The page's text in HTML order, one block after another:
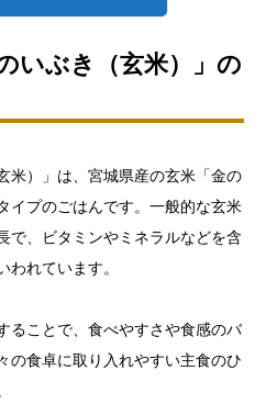
いぶき（玄米）」の
米）」は、宮城県産の玄米「金の
イプのごはんです。一般的な玄米
で、ビタミンやミネラルなどを含
われています。
ることで、食べやすさや食感のバ
の食卓に取り入れやすい主食のひ